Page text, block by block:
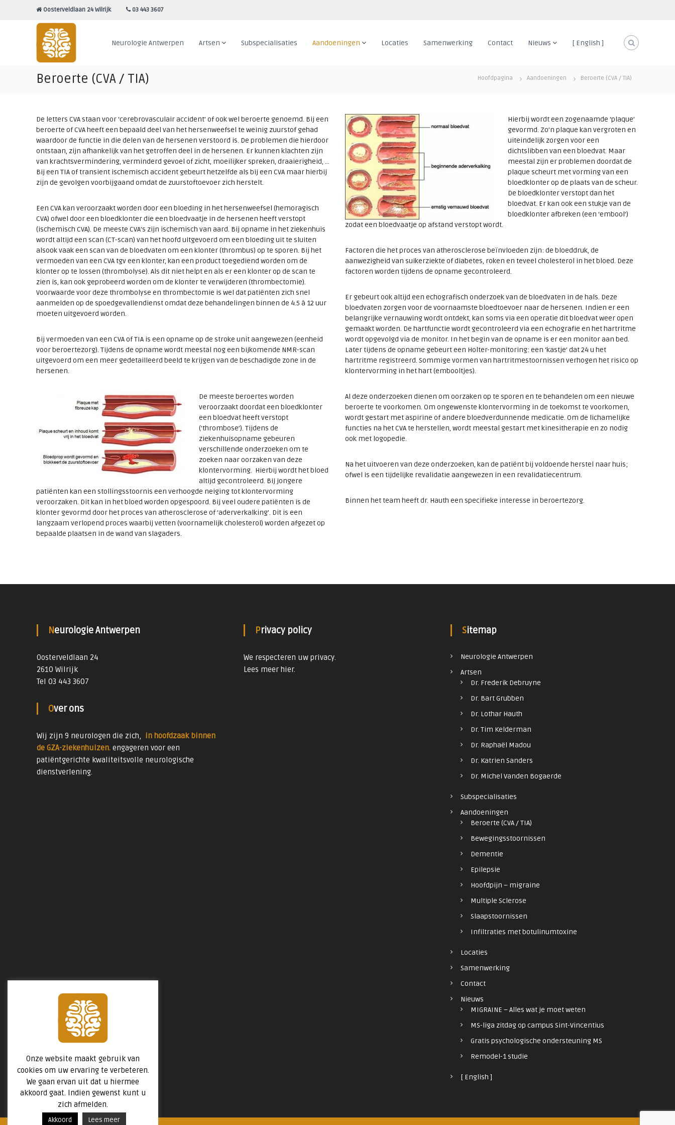
Oosterveldlaan 24 Wilrijk 03 443 3607
NEUROLOGIE
Neurologie Antwerpen Artsen Subspecialisaties Aandoeningen Locaties Samenwerking Contact Nieuws [ English ]
Beroerte (CVA / TIA) Hoofdpagina Aandoeningen Beroerte (CVA / TIA)
De letters CVA staan voor ‘cerebrovasculair accident’ of ook wel beroerte genoemd. Bij een
beroerte of CVA heeft een bepaald deel van het hersenweefsel te weinig zuurstof gehad
waardoor de functie in die delen van de hersenen verstoord is. De problemen die hierdoor
ontstaan, zijn afhankelijk van het getroffen deel in de hersenen. Er kunnen klachten zijn
van krachtsvermindering, verminderd gevoel of zicht, moeilijker spreken, draaierigheid, …
Bij een TIA of transient ischemisch accident gebeurt hetzelfde als bij een CVA maar hierbij
zijn de gevolgen voorbijgaand omdat de zuurstoftoevoer zich herstelt.
Een CVA kan veroorzaakt worden door een bloeding in het hersenweefsel (hemoragisch
CVA) ofwel door een bloedklonter die een bloedvaatje in de hersenen heeft verstopt
(ischemisch CVA). De meeste CVA’s zijn ischemisch van aard. Bij opname in het ziekenhuis
wordt altijd een scan (CT-scan) van het hoofd uitgevoerd om een bloeding uit te sluiten
alsook vaak een scan van de bloedvaten om een klonter (thrombus) op te sporen. Bij het
vermoeden van een CVA tgv een klonter, kan een product toegediend worden om de
klonter op te lossen (thrombolyse). Als dit niet helpt en als er een klonter op de scan te
zien is, kan ook geprobeerd worden om de klonter te verwijderen (thrombectomie).
Voorwaarde voor deze thrombolyse en thrombectomie is wel dat patiënten zich snel
aanmelden op de spoedgevallendienst omdat deze behandelingen binnen de 4.5 à 12 uur
moeten uitgevoerd worden.
Bij vermoeden van een CVA of TIA is een opname op de stroke unit aangewezen (eenheid
voor beroertezorg). Tijdens de opname wordt meestal nog een bijkomende NMR-scan
uitgevoerd om een meer gedetailleerd beeld te krijgen van de beschadigde zone in de
hersenen.
De meeste beroertes worden
veroorzaakt doordat een bloedklonter
een bloedvat heeft verstopt
(‘thrombose’). Tijdens de
ziekenhuisopname gebeuren
verschillende onderzoeken om te
zoeken naar oorzaken van deze
klontervorming. Hierbij wordt het bloed
altijd gecontroleerd. Bij jongere
patiënten kan een stollingsstoornis een verhoogde neiging tot klontervorming
veroorzaken. Dit kan in het bloed worden opgespoord. Bij veel oudere patiënten is de
klonter gevormd door het proces van atherosclerose of ‘aderverkalking’. Dit is een
langzaam verlopend proces waarbij vetten (voornamelijk cholesterol) worden afgezet op
bepaalde plaatsen in de wand van slagaders.
Hierbij wordt een zogenaamde ‘plaque’
gevormd. Zo’n plaque kan vergroten en
uiteindelijk zorgen voor een
dichtslibben van een bloedvat. Maar
meestal zijn er problemen doordat de
plaque scheurt met vorming van een
bloedklonter op de plaats van de scheur.
De bloedklonter verstopt dan het
bloedvat. Er kan ook een stukje van de
bloedklonter afbreken (een ‘embool’)
zodat een bloedvaatje op afstand verstopt wordt.
Factoren die het proces van atherosclerose beïnvloeden zijn: de bloeddruk, de
aanwezigheid van suikerziekte of diabetes, roken en teveel cholesterol in het bloed. Deze
factoren worden tijdens de opname gecontroleerd.
Er gebeurt ook altijd een echografisch onderzoek van de bloedvaten in de hals. Deze
bloedvaten zorgen voor de voornaamste bloedtoevoer naar de hersenen. Indien er een
belangrijke vernauwing wordt ontdekt, kan soms via een operatie dit bloedvat weer open
gemaakt worden. De hartfunctie wordt gecontroleerd via een echografie en het hartritme
wordt opgevolgd via de monitor. In het begin van de opname is er een monitor aan bed.
Later tijdens de opname gebeurt een Holter-monitoring: een ‘kastje’ dat 24 u het
hartritme registreerd. Sommige vormen van hartritmestoornissen verhogen het risico op
klontervorming in het hart (embooltjes).
Al deze onderzoeken dienen om oorzaken op te sporen en te behandelen om een nieuwe
beroerte te voorkomen. Om ongewenste klontervorming in de toekomst te voorkomen,
wordt gestart met aspirine of andere bloedverdunnende medicatie. Om de lichamelijke
functies na het CVA te herstellen, wordt meestal gestart met kinesitherapie en zo nodig
ook met logopedie.
Na het uitvoeren van deze onderzoeken, kan de patiënt bij voldoende herstel naar huis;
ofwel is een tijdelijke revalidatie aangewezen in een revalidatiecentrum.
Binnen het team heeft dr. Hauth een specifieke interesse in beroertezorg.
Neurologie Antwerpen
Oosterveldlaan 24
2610 Wilrijk
Tel 03 443 3607
Over ons
Wij zijn 9 neurologen die zich,
in hoofdzaak binnen
de GZA-ziekenhuizen. engageren voor een
patiëntgerichte kwaliteitsvolle neurologische
dienstverlening.
Privacy policy
We respecteren uw privacy.
Lees meerhier.
Sitemap
Neurologie Antwerpen
Artsen
Dr. Frederik Debruyne
Dr. Bart Grubben
Dr. Lothar Hauth
Dr. Tim Kelderman
Dr. Raphaël Madou
Dr. Katrien Sanders
Dr. Michel Vanden Bogaerde
Subspecialisaties
Aandoeningen
Beroerte (CVA / TIA)
Bewegingsstoornissen
Dementie
Epilepsie
Hoofdpijn – migraine
Multiple Sclerose
Slaapstoornissen
Infiltraties met botulinumtoxine
Locaties
Samenwerking
Contact
Nieuws
MIGRAINE – Alles wat je moet weten
MS-liga zitdag op campus Sint-Vincentius
Gratis psychologische ondersteuning MS
Remodel-1 studie
[ English ]
Onze website maakt gebruik van
cookies om uw ervaring te verbeteren.
We gaan ervan uit dat u hiermee
akkoord gaat. Indien gewenst kunt u
zich afmelden.
Akkoord Lees meer